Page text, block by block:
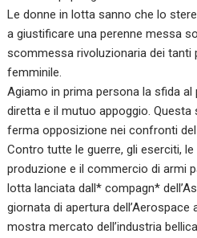
Le donne in lotta sanno che lo
a giustificare una perenne messa
scommessa rivoluzionaria dei tanti
femminile.
Agiamo in prima persona la sfida al
diretta e il mutuo appoggio.
ferma opposizione nei confronti
Contro tutte le guerre, gli eserciti,
produzione e il commercio di armi
lotta lanciata dall* compagn*
giornata di apertura dell’Aerospace
mostra mercato dell’industria